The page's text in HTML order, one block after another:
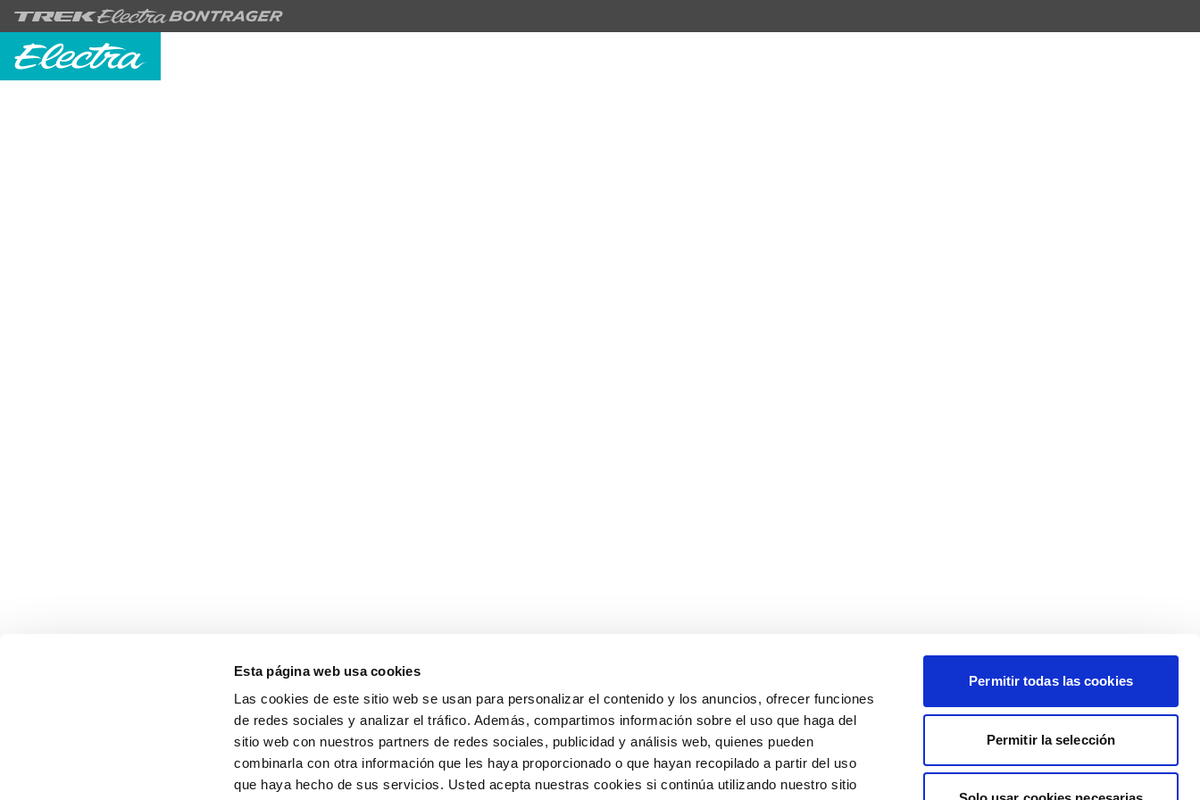
Esta página web usa cookies
Las cookies de este sitio web se usan para personalizar el contenido y los anuncios, ofrecer funciones
de redes sociales y analizar el tráfico. Además, compartimos información sobre el uso que haga del
sitio web con nuestros partners de redes sociales, publicidad y análisis web, quienes pueden
combinarla con otra información que les haya proporcionado o que hayan recopilado a partir del uso
que haya hecho de sus servicios. Usted acepta nuestras cookies si continúa utilizando nuestro sitio
Permitir todas las cookies
Permitir la selección